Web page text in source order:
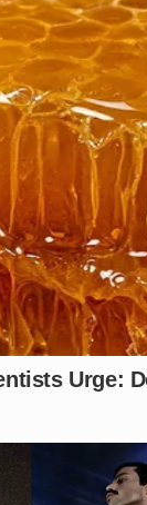
se
grande, com
um dos
treinos e
do grupo e se
ostentava